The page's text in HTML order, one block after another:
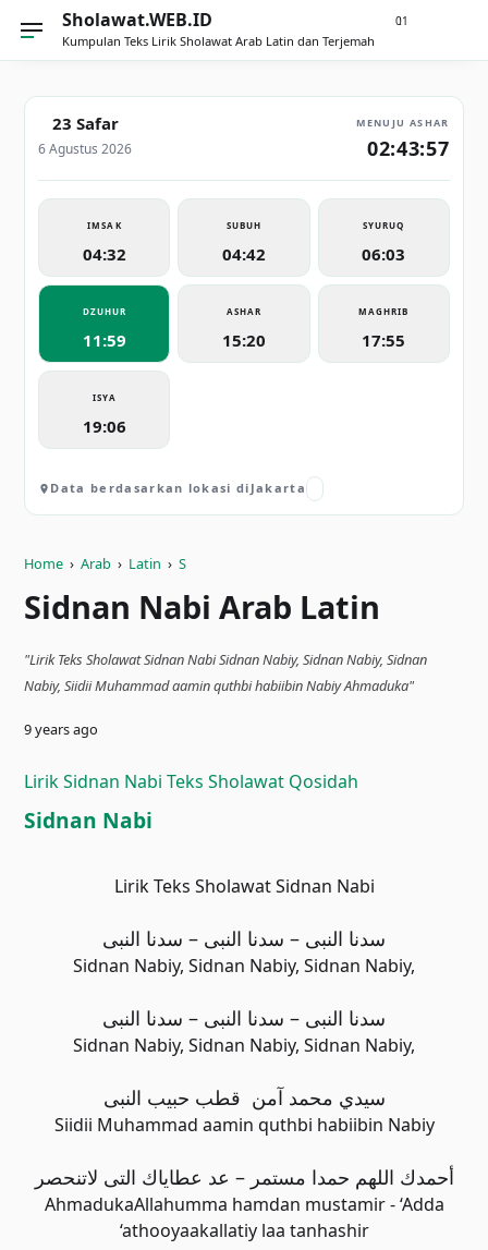
Sholawat.WEB.ID
Kumpulan Teks Lirik Sholawat Arab Latin dan Terjemah
21
0
23 Safar
6 Agustus 2026
MENUJU ASHAR
02:43:57
IMSAK
04:32
SUBUH
04:42
SYURUQ
06:03
DZUHUR
11:59
ASHAR
15:20
MAGHRIB
17:55
ISYA
19:06
Data berdasarkan lokasi di Jakarta
Home ›Arab › Latin ›S
Sidnan Nabi Arab Latin
"Lirik Teks Sholawat Sidnan Nabi Sidnan Nabiy, Sidnan Nabiy, Sidnan
Nabiy, Siidii Muhammad aamin quthbi habiibin Nabiy Ahmaduka"
9 years ago
Lirik Sidnan Nabi Teks Sholawat Qosidah
Sidnan Nabi
Lirik Teks Sholawat Sidnan Nabi
سدنا النبى – سدنا النبى – سدنا النبى
Sidnan Nabiy, Sidnan Nabiy, Sidnan Nabiy,
سدنا النبى – سدنا النبى – سدنا النبى
Sidnan Nabiy, Sidnan Nabiy, Sidnan Nabiy,
سيدي محمد آمن قطب حبيب النبی
Siidii Muhammad aamin quthbi habiibin Nabiy
أحمدك اللهم حمدا مستمر – عد عطاياك التی لاتنحصر
AhmadukaAllahumma hamdan mustamir - ‘Adda
‘athooyaakallatiy laa tanhashir